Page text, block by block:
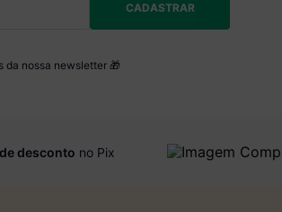
CADASTRAR
da nossa newsletter 🎁
desconto no Pix